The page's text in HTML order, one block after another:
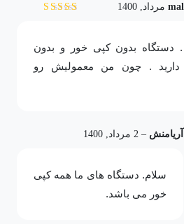
دستگاه بدون کپی خور و بدون
دارید . چون من معمولیش رو
آریامنش – 2 مرداد, 1400
سلام. دستگاه های ما همه کپی
خور می باشد.